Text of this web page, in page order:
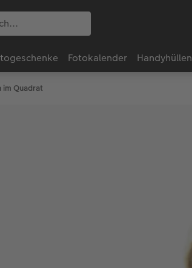
Fotokalender Handyhüllen
im Quadrat